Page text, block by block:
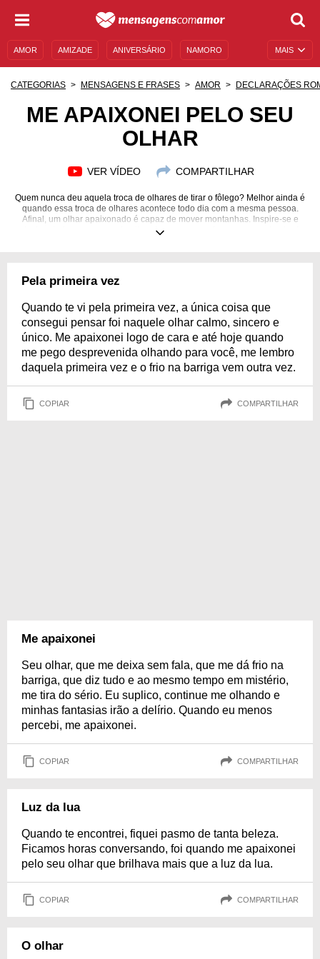
MAIS
AMOR AMIZADE ANIVERSÁRIO NAMORO
MENSAGENS DE ANIVERSÁRIO
CATEGORIAS MENSAGENS E FRASES AMOR DECLARAÇÕES
ME APAIXONEI PELO SEU
OLHAR
VER VÍDEO COMPARTILHAR
Quem nunca deu aquela troca de olhares de tirar o fôlego? Melhor ainda é
quando essa troca de olhares acontece todo dia com a mesma pessoa.
Afinal, um olhar apaixonado é capaz de mover montanhas. Inspire-se e
declare todo seu amor pelo olhar da pessoa que faz o seu mundo girar!
Pela primeira vez
Quando te vi pela primeira vez, a única coisa que
consegui pensar foi naquele olhar calmo, sincero e
único. Me apaixonei logo de cara e até hoje quando
me pego desprevenida olhando para você, me lembro
daquela primeira vez e o frio na barriga vem outra vez.
COPIAR COMPARTILHAR
Me apaixonei
Seu olhar, que me deixa sem fala, que me dá frio na
barriga, que diz tudo e ao mesmo tempo em mistério,
me tira do sério. Eu suplico, continue me olhando e
minhas fantasias irão a delírio. Quando eu menos
percebi, me apaixonei.
COPIAR COMPARTILHAR
Luz da lua
Quando te encontrei, fiquei pasmo de tanta beleza.
Ficamos horas conversando, foi quando me apaixonei
pelo seu olhar que brilhava mais que a luz da lua.
COPIAR COMPARTILHAR
O olhar